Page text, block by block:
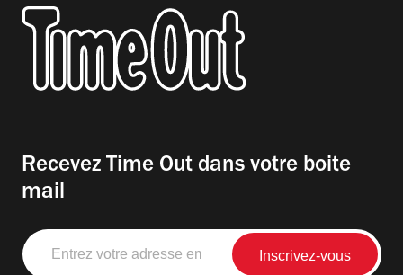
Recevez Time Out dans votre boite
mail
Entrez
votre